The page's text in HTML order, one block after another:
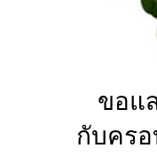
ขอแ
กับคร